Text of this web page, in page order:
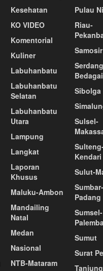
Kesehatan
KO VIDEO
Komentorial
Kuliner
Labuhanbatu
Labuhanbatu
Selatan
Labuhanbatu
Utara
Lampung
Langkat
Laporan
Khusus
Maluku-Ambon
Mandailing
Natal
Medan
Nasional
NTB-Mataram
Pulau
Riau-
Samosir
Serdang
Bedagai
Sibolga
Sulsel-
Kendari
Sulut-
Sumbar-
Padang
Sumsel-
Sumut
Surat